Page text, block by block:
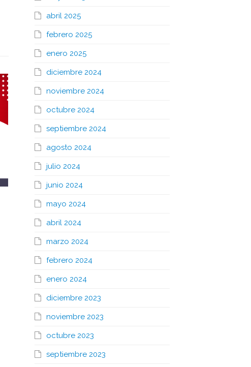
abril 2025
febrero 2025
enero 2025
diciembre 2024
noviembre 2024
octubre 2024
septiembre 2024
agosto 2024
julio 2024
junio 2024
mayo 2024
abril 2024
marzo 2024
febrero 2024
enero 2024
diciembre 2023
noviembre 2023
octubre 2023
septiembre 2023